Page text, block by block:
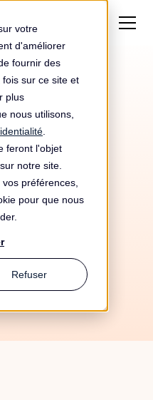
votre
d'améliorer
fournir des
sur ce site et
plus
nous utilisons,
feront l'objet
notre site.
préférences,
pour que nous
Refuser